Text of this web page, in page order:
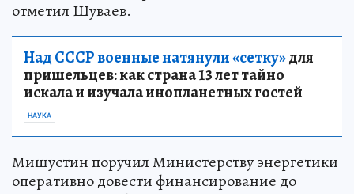
отметил Шуваев.
Над СССР военные натянули «сетку»для
пришельцев: как страна 13 лет тайно
искала и изучала инопланетных гостей
НАУКА
Мишустин поручил Министерству энергетики
оперативно довести финансирование до